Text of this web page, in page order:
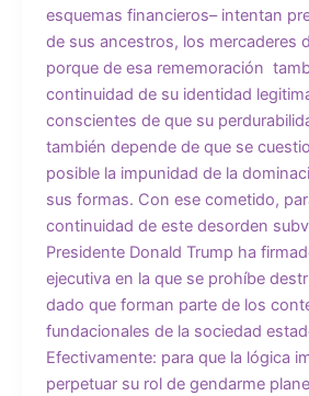
esquemas financieros– intentan
de sus ancestros, los mercaderes
porque de esa rememoración
continuidad de su identidad
conscientes de que su
también depende de que se
posible la impunidad de la
sus formas. Con ese cometido,
continuidad de este desorden
Presidente Donald Trump ha
ejecutiva en la que se prohíbe
dado que forman parte de los
fundacionales de la sociedad
Efectivamente: para que la lógica
perpetuar su rol de gendarme